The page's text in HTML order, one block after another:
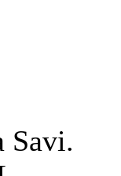
Savi.